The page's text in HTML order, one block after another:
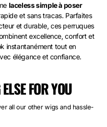
laceless simple à poser
et sans tracas. Parfaites
et durable, ces perruques
excellence, confort et
instantanément tout en
élégance et confiance.
FOR YOU
all our other wigs and hassle-